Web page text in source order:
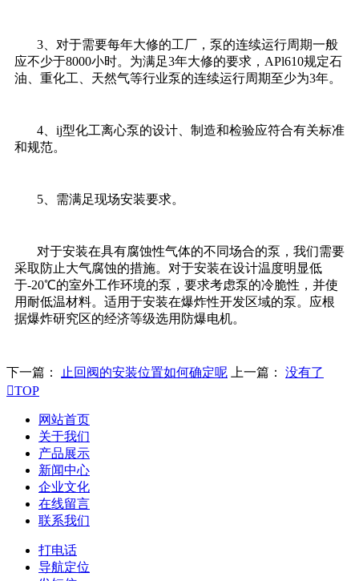
3、对于需要每年大修的工厂，泵的连续运行周期一般
应不少于8000小时。为满足3年大修的要求，APl610规定石
油、重化工、天然气等行业泵的连续运行周期至少为3年。
4、ij型化工离心泵的设计、制造和检验应符合有关标准
和规范。
5、需满足现场安装要求。
对于安装在具有腐蚀性气体的不同场合的泵，我们需要
采取防止大气腐蚀的措施。对于安装在设计温度明显低
于-20℃的室外工作环境的泵，要求考虑泵的冷脆性，并使
用耐低温材料。适用于安装在爆炸性开发区域的泵。应根
据爆炸研究区的经济等级选用防爆电机。
下一篇： 止回阀的安装位置如何确定呢 上一篇： 没有了
TOP
网站首页
关于我们
产品展示
新闻中心
企业文化
在线留言
联系我们
打电话
导航定位